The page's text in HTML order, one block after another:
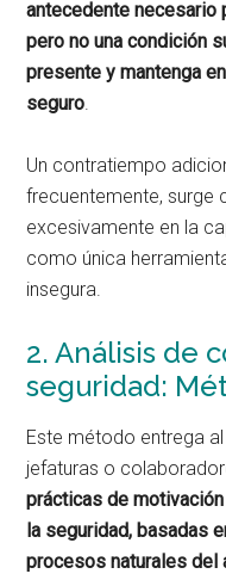
antecedente necesario
pero no una condición
presente y mantenga
seguro.
Un contratiempo
frecuentemente, surge
excesivamente en la
como única
insegura.
2. Análisis de
seguridad:
Este método entrega
jefaturas o
prácticas de
la seguridad, basadas
procesos naturales del